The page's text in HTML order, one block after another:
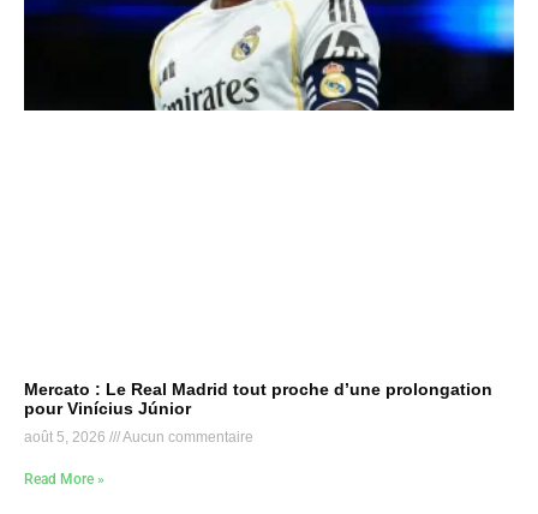
Mercato : Le Real Madrid tout proche d’une prolongation
pour Vinícius Júnior
août 5, 2026 Aucun commentaire
Read More »